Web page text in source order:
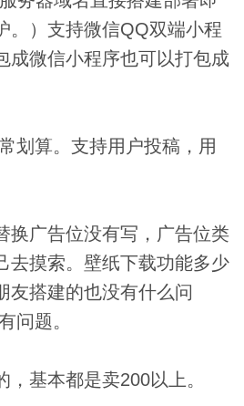
。）支持微信QQ双端小程
成微信小程序也可以打包成
划算。支持用户投稿，用
换广告位没有写，广告位类
去摸索。壁纸下载功能多少
友搭建的也没有什么问
问题。
基本都是卖200以上。